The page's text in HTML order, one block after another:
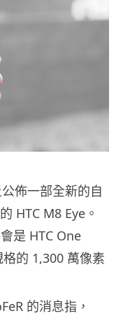
佈一部全新的自
HTC M8 Eye。
是 HTC One
的 1,300 萬像素
的消息指，